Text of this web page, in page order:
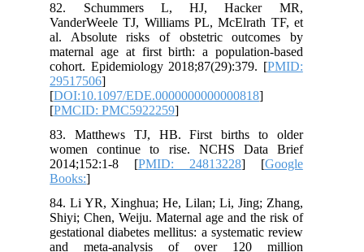
82. Schummers L, HJ, Hacker MR,
VanderWeele TJ, Williams PL, McElrath TF, et
al. Absolute risks of obstetric outcomes by
maternal age at first birth: a population-based
cohort. Epidemiology 2018;87(29):379. [PMID:
29517506
[DOI:10.1097/EDE.0000000000000818
[PMCID: PMC5922259
83. Matthews TJ, HB. First births to older
women continue to rise. NCHS Data Brief
2014;152:1-8 [PMID: 24813228 ] [Google
Books:
84. Li YR, Xinghua; He, Lilan; Li, Jing; Zhang,
Shiyi; Chen, Weiju. Maternal age and the risk of
gestational diabetes mellitus: a systematic review
and meta-analysis of over 120 million